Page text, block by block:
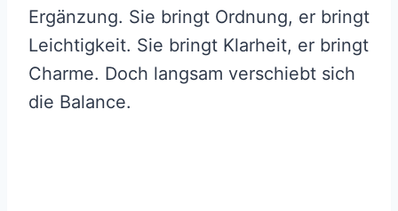
Ergänzung. Sie bringt Ordnung, er bringt
Leichtigkeit. Sie bringt Klarheit, er bringt
Charme. Doch langsam verschiebt sich
die Balance.